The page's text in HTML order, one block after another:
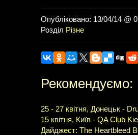
Опубліковано: 13/04/14 @
Розділ Різне
Рекомендуємо:
25 - 27 квітня, Донецьк -
15 квітня, Київ - QA Club
Дайджест: The Heartbleed